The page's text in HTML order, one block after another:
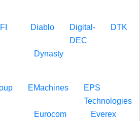
Diablo
Digital-
DEC
DTK
Dynasty
EMachines
EPS
Technologies
Eurocom Everex